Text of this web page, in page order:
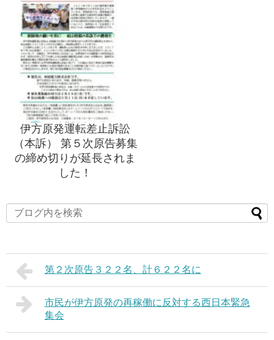
伊方原発運転差止訴訟
（本訴） 第５次原告募集
の締め切りが延長されま
した！
第２次原告３２２名、計６２２名に
市民が伊方原発の再稼働に反対する西日本緊急
集会